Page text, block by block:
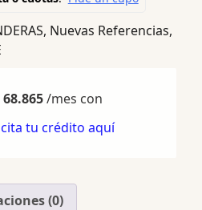
, Nuevas Referencias,
68.865/mes con
tu crédito aquí
(0)